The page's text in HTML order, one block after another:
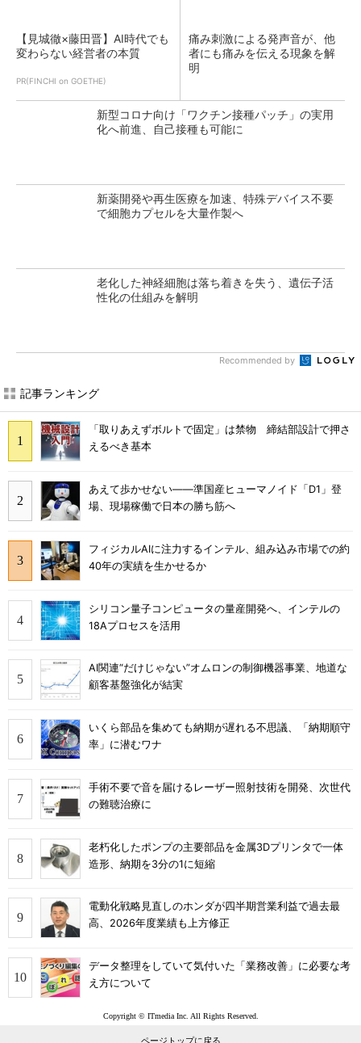
【見城徹×藤田晋】AI時代でも
変わらない経営者の本質
PR(FINCHI on GOETHE)
痛み刺激による発声音が、他
者にも痛みを伝える現象を解
明
新型コロナ向け「ワクチン接種パッチ」の実用
化へ前進、自己接種も可能に
新薬開発や再生医療を加速、特殊デバイス不要
で細胞カプセルを大量作製へ
老化した神経細胞は落ち着きを失う、遺伝子活
性化の仕組みを解明
Recommended by
記事ランキング
「取りあえずボルトで固定」は禁物 締結部設計で押さ
えるべき基本
あえて歩かせない――準国産ヒューマノイド「D1」登
場、現場稼働で日本の勝ち筋へ
フィジカルAIに注力するインテル、組み込み市場での約
40年の実績を生かせるか
シリコン量子コンピュータの量産開発へ、インテルの
18Aプロセスを活用
AI関連“だけじゃない”オムロンの制御機器事業、地道な
顧客基盤強化が結実
いくら部品を集めても納期が遅れる不思議、「納期順守
率」に潜むワナ
手術不要で音を届けるレーザー照射技術を開発、次世代
の難聴治療に
老朽化したポンプの主要部品を金属3Dプリンタで一体
造形、納期を3分の1に短縮
電動化戦略見直しのホンダが四半期営業利益で過去最
高、2026年度業績も上方修正
データ整理をしていて気付いた「業務改善」に必要な考
え方について
Copyright © ITmedia Inc. All Rights Reserved.
ページトップに戻る